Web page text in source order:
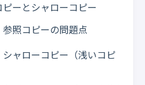
ピーとシャローコピー
参照コピーの問題点
シャローコピー（浅いコピ